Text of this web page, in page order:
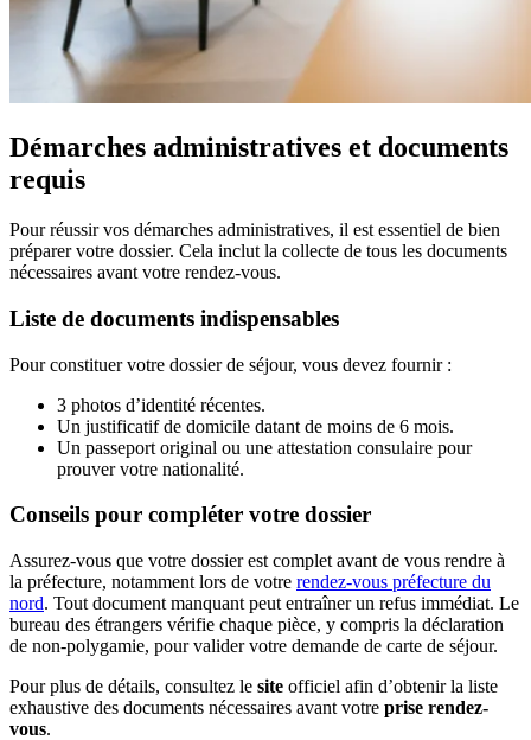
Démarches administratives et documents
requis
Pour réussir vos démarches administratives, il est essentiel de bien
préparer votre dossier. Cela inclut la collecte de tous les documents
nécessaires avant votre rendez-vous.
Liste de documents indispensables
Pour constituer votre dossier de séjour, vous devez fournir :
3 photos d’identité récentes.
Un justificatif de domicile datant de moins de 6 mois.
Un passeport original ou une attestation consulaire pour
prouver votre nationalité.
Conseils pour compléter votre dossier
Assurez-vous que votre dossier est complet avant de vous rendre à
la préfecture, notamment lors de votre rendez-vous préfecture du
nord. Tout document manquant peut entraîner un refus immédiat. Le
bureau des étrangers vérifie chaque pièce, y compris la déclaration
de non-polygamie, pour valider votre demande de carte de séjour.
Pour plus de détails, consultez le site officiel afin d’obtenir la liste
exhaustive des documents nécessaires avant votre prise rendez-
vous.